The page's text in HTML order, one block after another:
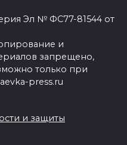
Эл № ФС77-81544 от
и
запрещено,
только при
press.ru
и защиты